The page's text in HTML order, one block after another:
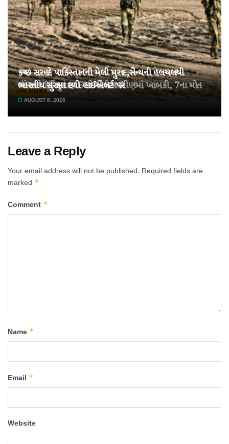
તહેવારો પૂર્વે ખાંડ 15% મોંઘી થઈ!
AUGUST 8, 2026
ચંબામાં 22 મુસાફરો ભરેલી બસ ખીણમાં ખાબકી, 7ના મોત
AUGUST 8, 2026
તાજા સમાચાર
કચ્છ સરહદે પાકિસ્તાનની મેલી મુરાદ,સૈન્યની હલચલથી
ભારતીય સુરક્ષા દળો હાઈએલર્ટ પર
AUGUST 8, 2026
Leave a Reply
Your email address will not be published. Required fields are
marked *
Comment *
Name *
Email *
Website